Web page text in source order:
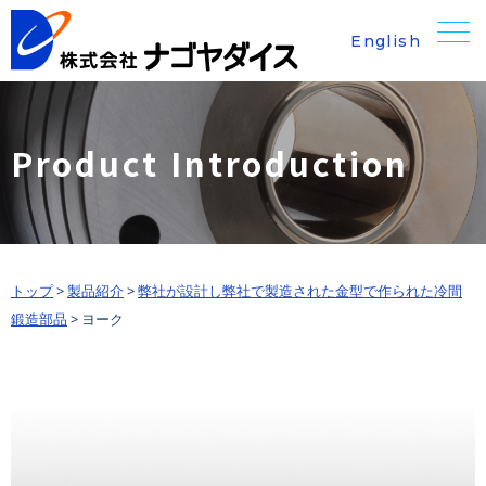
English
Product Introduction
トップ>製品紹介>弊社が設計し弊社で製造された金型で作られた冷間
鍛造部品 > ヨーク